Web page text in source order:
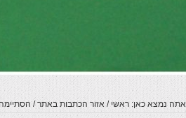
אתה נמצא כאן: ראשי / אזור הכתבות באתר/